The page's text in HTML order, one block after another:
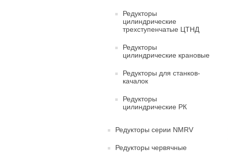
Редукторы
цилиндрические
трехступенчатые ЦТНД
Редукторы
цилиндрические крановые
Редукторы для станков-
качалок
Редукторы
цилиндрические РК
Редукторы серии NMRV
Редукторы червячные